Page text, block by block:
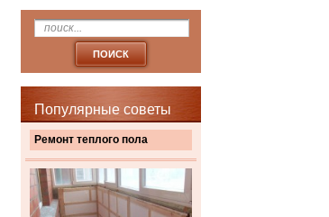
Популярные советы
Ремонт теплого пола